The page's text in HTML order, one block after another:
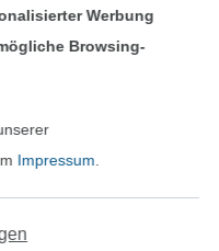
(aktuell
Werbung
Browsing-
Impressum